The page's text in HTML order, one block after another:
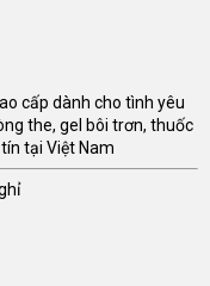
cấp dành cho tình yêu
the, gel bôi trơn, thuốc
tại Việt Nam